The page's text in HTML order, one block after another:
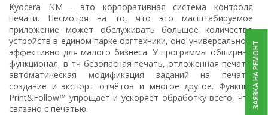
Kyocera NM - это корпоративная система контроля
печати. Несмотря на то, что это масштабируемое
приложение может обслуживать большое количество
устройств в едином парке оргтехники, оно универсально и
эффективно для малого бизнеса. У программы обширный
функционал, в тч безопасная печать, отложенная печать,
автоматическая модификация заданий на печать,
создание и экспорт отчётов и многое другое. Функция
Print&Follow™ упрощает и ускоряет обработку всего, что
связано с печатью.
ЗАЯВКА НА РЕМОНТ